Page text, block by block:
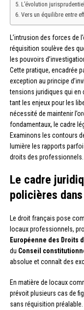
L’évolution
Vers un équilibre entre
L’intrusion des forces de
réquisition soulève des
les pouvoirs
Cette pratique, encadrée
exception au principe
tensions juridiques qui en
tant les enjeux pour les
nécessité de maintenir
fondamentaux, le cadre
Examinons les contours
lumière les rapports
droits des professionnels.
Le cadre
policières
Le droit français pose
locaux professionnels,
Européenne des Droits
du Conseil
absolue et connaît des
En matière de locaux
prévoit plusieurs cas de
sans réquisition